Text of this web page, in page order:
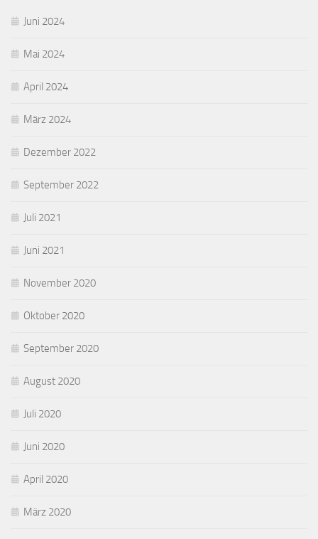
Juni 2024
Mai 2024
April 2024
März 2024
Dezember 2022
September 2022
Juli 2021
Juni 2021
November 2020
Oktober 2020
September 2020
August 2020
Juli 2020
Juni 2020
April 2020
März 2020